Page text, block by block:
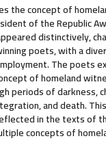
the concept of
of the Republic
distinctively,
poets, with a
The poets
of homeland
periods of darkness,
and death.
in the texts of
concepts of